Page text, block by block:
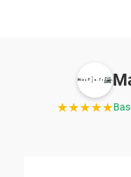
★★★★★